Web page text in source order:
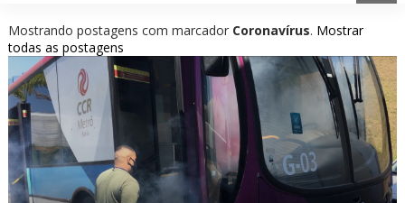
Mostrando postagens com marcador Coronavírus. Mostrar
todas as postagens